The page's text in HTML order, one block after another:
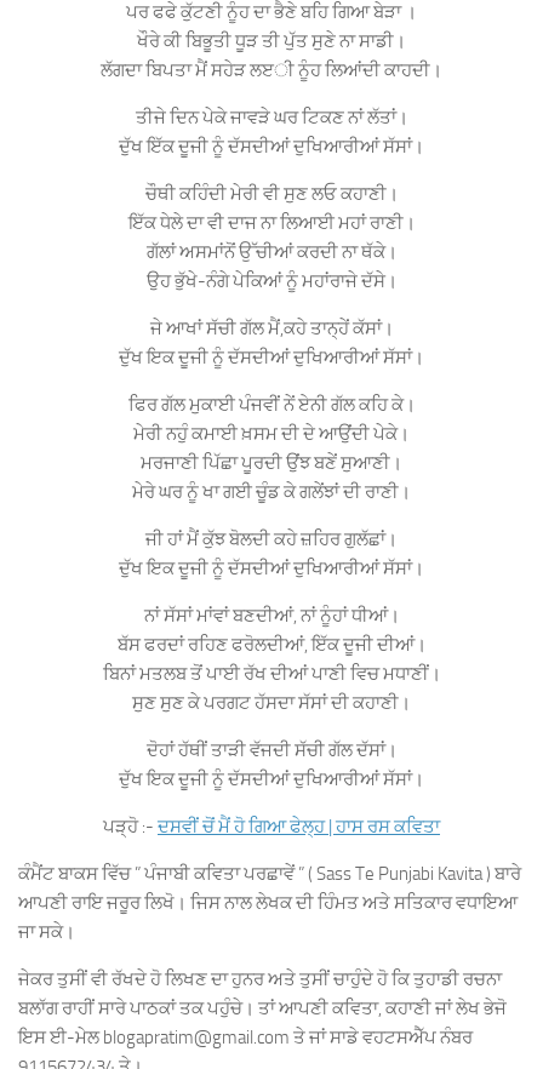
ਪਰ ਫਫੇ ਕੁੱਟਣੀ ਨੂੰਹ ਦਾ ਭੈਣੇ ਬਹਿ ਗਿਆ ਬੇੜਾ ।
ਖੌਰੇ ਕੀ ਬਿਭੂਤੀ ਧੂੜ ਤੀ ਪੁੱਤ ਸੁਣੇ ਨਾ ਸਾਡੀ।
ਲੱਗਦਾ ਬਿਪਤਾ ਮੈਂ ਸਹੇੜ ਲੲੀ ਨੂੰਹ ਲਿਆਂਦੀ ਕਾਹਦੀ।
ਤੀਜੇ ਦਿਨ ਪੇਕੇ ਜਾਵੜੇ ਘਰ ਟਿਕਣ ਨਾਂ ਲੱਤਾਂ।
ਦੁੱਖ ਇੱਕ ਦੂਜੀ ਨੂੰ ਦੱਸਦੀਆਂ ਦੁਖਿਆਰੀਆਂ ਸੱਸਾਂ।
ਚੌਥੀ ਕਹਿੰਦੀ ਮੇਰੀ ਵੀ ਸੁਣ ਲਓ ਕਹਾਣੀ।
ਇੱਕ ਧੇਲੇ ਦਾ ਵੀ ਦਾਜ ਨਾ ਲਿਆਈ ਮਹਾਂ ਰਾਣੀ।
ਗੱਲਾਂ ਅਸਮਾਂਨੋਂ ਉੱਚੀਆਂ ਕਰਦੀ ਨਾ ਥੱਕੇ।
ਉਹ ਭੁੱਖੇ-ਨੰਗੇ ਪੇਕਿਆਂ ਨੂੰ ਮਹਾਂਰਾਜੇ ਦੱਸੇ।
ਜੇ ਆਖਾਂ ਸੱਚੀ ਗੱਲ ਮੈਂ,ਕਹੇ ਤਾਨ੍ਹੇਂ ਕੱਸਾਂ।
ਦੁੱਖ ਇਕ ਦੂਜੀ ਨੂੰ ਦੱਸਦੀਆਂ ਦੁਖਿਆਰੀਆਂ ਸੱਸਾਂ।
ਫਿਰ ਗੱਲ ਮੁਕਾਈ ਪੰਜਵੀਂ ਨੇਂ ਏਨੀ ਗੱਲ ਕਹਿ ਕੇ।
ਮੇਰੀ ਨਹੁੰ ਕਮਾਈ ਖ਼ਸਮ ਦੀ ਦੇ ਆਉਂਦੀ ਪੇਕੇ।
ਮਰਜਾਣੀ ਪਿੱਛਾ ਪੂਰਦੀ ਉਂਝ ਬਣੇਂ ਸੁਆਣੀ।
ਮੇਰੇ ਘਰ ਨੂੰ ਖਾ ਗਈ ਚੂੰਡ ਕੇ ਗਲੇਂਝਾਂ ਦੀ ਰਾਣੀ।
ਜੀ ਹਾਂ ਮੈਂ ਕੁੱਝ ਬੋਲਦੀ ਕਹੇ ਜ਼ਹਿਰ ਗੁਲੱਛਾਂ।
ਦੁੱਖ ਇਕ ਦੂਜੀ ਨੂੰ ਦੱਸਦੀਆਂ ਦੁਖਿਆਰੀਆਂ ਸੱਸਾਂ।
ਨਾਂ ਸੱਸਾਂ ਮਾਂਵਾਂ ਬਣਦੀਆਂ, ਨਾਂ ਨੂੰਹਾਂ ਧੀਆਂ।
ਬੱਸ ਫਰਦਾਂ ਰਹਿਣ ਫਰੋਲਦੀਆਂ, ਇੱਕ ਦੂਜੀ ਦੀਆਂ।
ਬਿਨਾਂ ਮਤਲਬ ਤੋਂ ਪਾਈ ਰੱਖ ਦੀਆਂ ਪਾਣੀ ਵਿਚ ਮਧਾਣੀਂ।
ਸੁਣ ਸੁਣ ਕੇ ਪਰਗਟ ਹੱਸਦਾ ਸੱਸਾਂ ਦੀ ਕਹਾਣੀ।
ਦੋਹਾਂ ਹੱਥੀਂ ਤਾੜੀ ਵੱਜਦੀ ਸੱਚੀ ਗੱਲ ਦੱਸਾਂ।
ਦੁੱਖ ਇਕ ਦੂਜੀ ਨੂੰ ਦੱਸਦੀਆਂ ਦੁਖਿਆਰੀਆਂ ਸੱਸਾਂ।
ਪੜ੍ਹੋ :- ਦਸਵੀਂ ਚੋਂ ਮੈਂ ਹੋ ਗਿਆ ਫੇਲ੍ਹ | ਹਾਸ ਰਸ ਕਵਿਤਾ
ਕੰਮੈਂਟ ਬਾਕਸ ਵਿੱਚ ” ਪੰਜਾਬੀ ਕਵਿਤਾ ਪਰਛਾਵੇਂ ” ( Sass Te Punjabi Kavita ) ਬਾਰੇ
ਆਪਣੀ ਰਾਇ ਜਰੂਰ ਲਿਖੋ। ਜਿਸ ਨਾਲ ਲੇਖਕ ਦੀ ਹਿੰਮਤ ਅਤੇ ਸਤਿਕਾਰ ਵਧਾਇਆ
ਜਾ ਸਕੇ।
ਜੇਕਰ ਤੁਸੀਂ ਵੀ ਰੱਖਦੇ ਹੋ ਲਿਖਣ ਦਾ ਹੁਨਰ ਅਤੇ ਤੁਸੀਂ ਚਾਹੁੰਦੇ ਹੋ ਕਿ ਤੁਹਾਡੀ ਰਚਨਾ
ਬਲਾੱਗ ਰਾਹੀਂ ਸਾਰੇ ਪਾਠਕਾਂ ਤਕ ਪਹੁੰਚੇ। ਤਾਂ ਆਪਣੀ ਕਵਿਤਾ, ਕਹਾਣੀ ਜਾਂ ਲੇਖ ਭੇਜੋ
ਇਸ ਈ-ਮੇਲ blogapratim@gmail.com ਤੇ ਜਾਂ ਸਾਡੇ ਵਹਟਸਐੱਪ ਨੰਬਰ